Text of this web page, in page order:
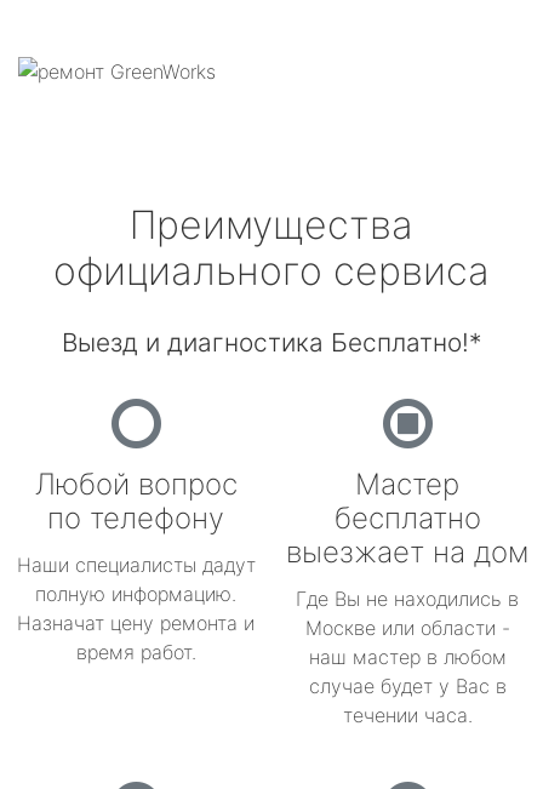
Преимущества
официального сервиса
Выезд и диагностика Бесплатно!*
Любой вопрос
по телефону
Наши специалисты дадут
полную информацию.
Назначат цену ремонта и
время работ.
Мастер
бесплатно
выезжает на дом
Где Вы не находились в
Москве или области -
наш мастер в любом
случае будет у Вас в
течении часа.